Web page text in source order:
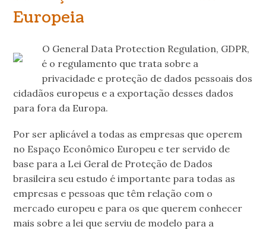
Europeia
O General Data Protection Regulation, GDPR,
é o regulamento que trata sobre a
privacidade e proteção de dados pessoais dos
cidadãos europeus e a exportação desses dados
para fora da Europa.
Por ser aplicável a todas as empresas que operem
no Espaço Econômico Europeu e ter servido de
base para a Lei Geral de Proteção de Dados
brasileira seu estudo é importante para todas as
empresas e pessoas que têm relação com o
mercado europeu e para os que querem conhecer
mais sobre a lei que serviu de modelo para a